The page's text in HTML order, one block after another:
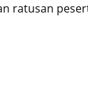
ratusan